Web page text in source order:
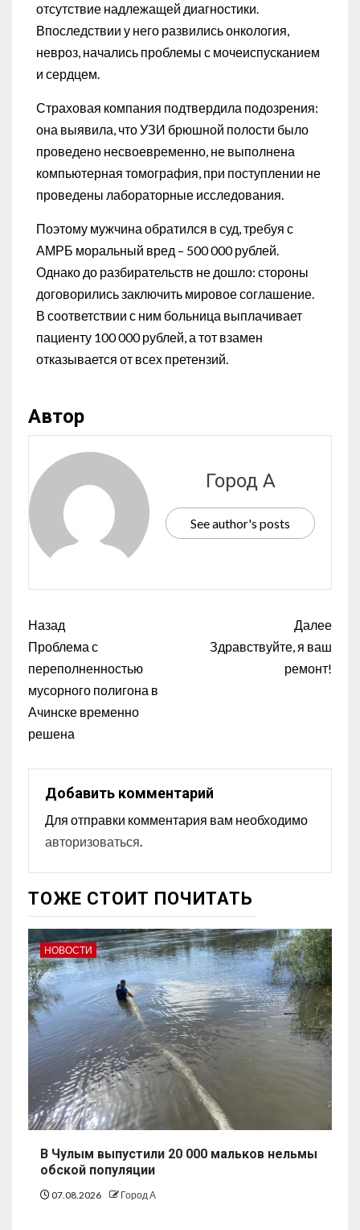
отсутствие надлежащей диагностики.
Впоследствии у него развились онкология,
невроз, начались проблемы с мочеиспусканием
и сердцем.
Страховая компания подтвердила подозрения:
она выявила, что УЗИ брюшной полости было
проведено несвоевременно, не выполнена
компьютерная томография, при поступлении не
проведены лабораторные исследования.
Поэтому мужчина обратился в суд, требуя с
АМРБ моральный вред – 500 000 рублей.
Однако до разбирательств не дошло: стороны
договорились заключить мировое соглашение.
В соответствии с ним больница выплачивает
пациенту 100 000 рублей, а тот взамен
отказывается от всех претензий.
Автор
Город А
See author's posts
Назад
Проблема с
переполненностью
мусорного полигона в
Ачинске временно
решена
Далее
Здравствуйте, я ваш
ремонт!
Добавить комментарий
Для отправки комментария вам необходимо
авторизоваться.
ТОЖЕ СТОИТ ПОЧИТАТЬ
НОВОСТИ
В Чулым выпустили 20 000 мальков нельмы
обской популяции
07.08.2026 Город А